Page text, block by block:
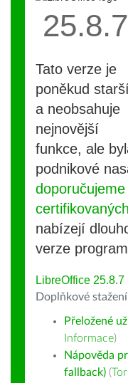
25.8.7
Tato verze je
poněkud
a neobsahuje
nejnovější
funkce, ale
podnikové
nabízejí
verze
LibreOffice
Doplňkové
Přeložené
Informace)
Nápověda
fallback) (